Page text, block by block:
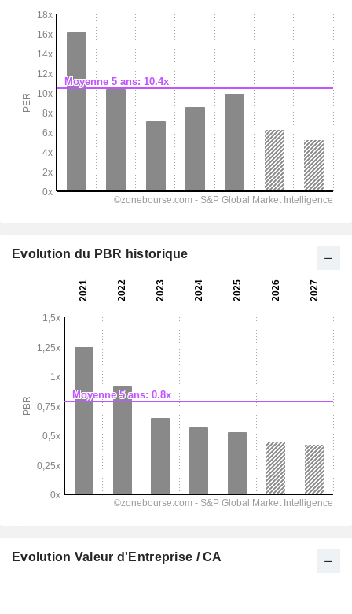
Evolution du PBR historique
Evolution Valeur d'Entreprise / CA